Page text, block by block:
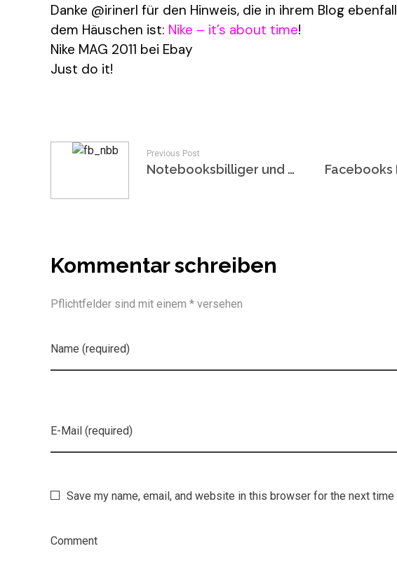
Danke @irinerl für den Hinweis, die in ihrem Blog
dem Häuschen ist: Nike – it’s about time!
Nike MAG 2011 bei Ebay
Just do it!
Previous Post
Notebooksbilliger und der Sturm der Weisen
Kommentar schreiben
Pflichtfelder sind mit einem * versehen
Name (required)
E-Mail (required)
Save my name, email, and website in this browser for the next time
Comment